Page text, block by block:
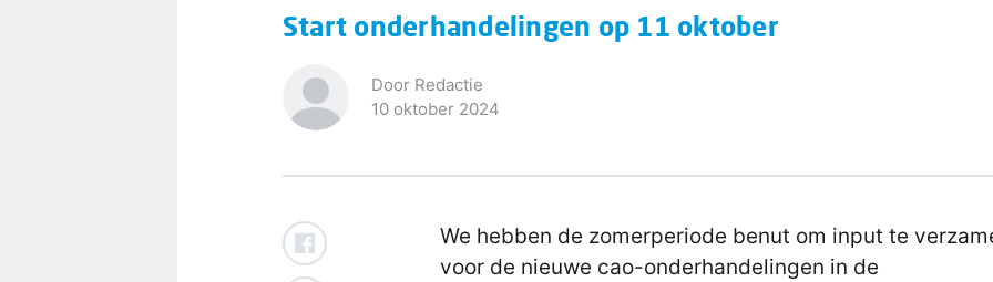
Start onderhandelingen op 11 oktober
Door Redactie
10 oktober 2024
We hebben de zomerperiode benut om input te
voor de nieuwe cao-onderhandelingen in de